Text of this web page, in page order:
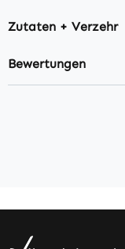
Zutaten + Verzehr
Bewertungen